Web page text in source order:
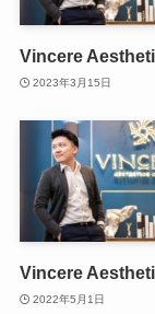
Vincere
2023年3月15日
Vincere
2022年5月1日